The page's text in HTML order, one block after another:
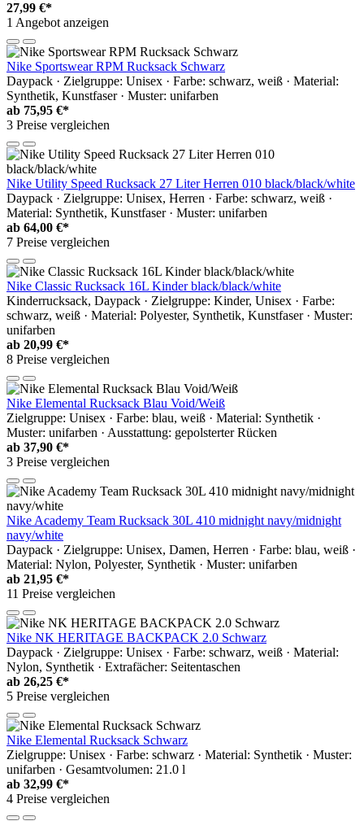
27,99 €*
1 Angebot anzeigen
Nike Sportswear RPM Rucksack Schwarz
Daypack · Zielgruppe: Unisex · Farbe: schwarz, weiß · Material:
Synthetik, Kunstfaser · Muster: unifarben
ab 75,95 €*
3 Preise vergleichen
Nike Utility Speed Rucksack 27 Liter Herren 010 black/black/white
Daypack · Zielgruppe: Unisex, Herren · Farbe: schwarz, weiß ·
Material: Synthetik, Kunstfaser · Muster: unifarben
ab 64,00 €*
7 Preise vergleichen
Nike Classic Rucksack 16L Kinder black/black/white
Kinderrucksack, Daypack · Zielgruppe: Kinder, Unisex · Farbe:
schwarz, weiß · Material: Polyester, Synthetik, Kunstfaser · Muster:
unifarben
ab 20,99 €*
8 Preise vergleichen
Nike Elemental Rucksack Blau Void/Weiß
Zielgruppe: Unisex · Farbe: blau, weiß · Material: Synthetik ·
Muster: unifarben · Ausstattung: gepolsterter Rücken
ab 37,90 €*
3 Preise vergleichen
Nike Academy Team Rucksack 30L 410 midnight navy/midnight
navy/white
Daypack · Zielgruppe: Unisex, Damen, Herren · Farbe: blau, weiß ·
Material: Nylon, Polyester, Synthetik · Muster: unifarben
ab 21,95 €*
11 Preise vergleichen
Nike NK HERITAGE BACKPACK 2.0 Schwarz
Daypack · Zielgruppe: Unisex · Farbe: schwarz, weiß · Material:
Nylon, Synthetik · Extrafächer: Seitentaschen
ab 26,25 €*
5 Preise vergleichen
Nike Elemental Rucksack Schwarz
Zielgruppe: Unisex · Farbe: schwarz · Material: Synthetik · Muster:
unifarben · Gesamtvolumen: 21.0 l
ab 32,99 €*
4 Preise vergleichen